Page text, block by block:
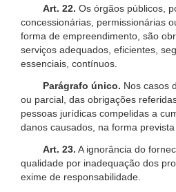
Art. 22. Os órgãos públicos,
concessionárias, permissionárias
forma de empreendimento, são
serviços adequados, eficientes,
essenciais, contínuos.
Parágrafo único. Nos casos
ou parcial, das obrigações
pessoas jurídicas compelidas a
danos causados, na forma prevista
Art. 23. A ignorância do
qualidade por inadequação dos
exime de responsabilidade.